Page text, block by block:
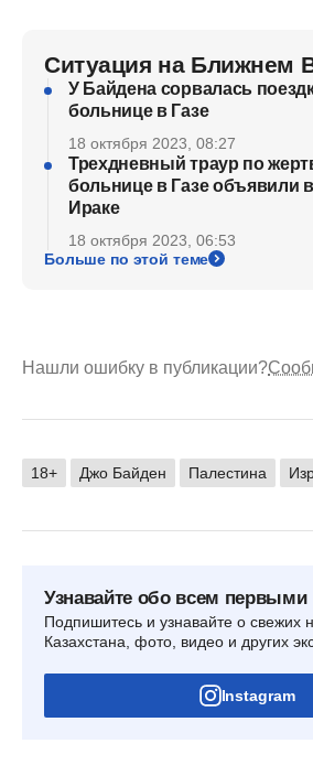
Ситуация на Ближнем
У Байдена сорвалась
больнице в Газе
18 октября 2023, 08:27
Трехдневный траур по
больнице в Газе объявили
Ираке
18 октября 2023, 06:53
Больше по этой теме
Нашли ошибку в публикации?
18+ Джо Байден Палестина
Узнавайте обо всем первыми
Подпишитесь и узнавайте о свежих
Казахстана, фото, видео и других
Instagram